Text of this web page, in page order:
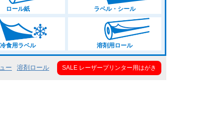
ロール紙 ラベル・シール
冷食用ラベル 溶剤用ロール
ー 溶剤ロール SALE レーザープリンター用はがき